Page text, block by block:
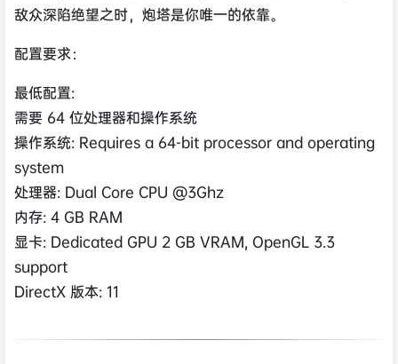
敌众深陷绝望之时，炮塔是你唯一的依靠。
配置要求：
最低配置:
需要 64 位处理器和操作系统
操作系统: Requires a 64-bit processor and operating
system
处理器: Dual Core CPU @3Ghz
内存: 4 GB RAM
显卡: Dedicated GPU 2 GB VRAM, OpenGL 3.3
support
DirectX 版本: 11